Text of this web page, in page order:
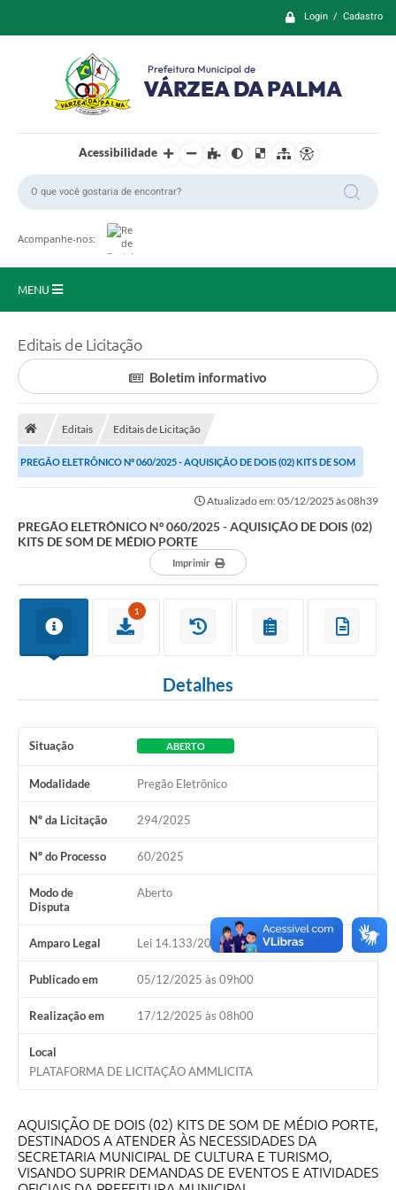
Login / Cadastro
Acessibilidade
Acompanhe-nos:
MENU
Prefeitura
Cidadão
Publicações
Transparência
Contato
Editais
A Prefeitura
A Nossa Cidade
Enfrentando o COVID-19
Contratos
Audiências Públicas
Arquivos para Download
Carta de Serviços
Notícias
Obras
Galeria de Vídeos
Editais de Licitação
Boletim informativo
Editais Editais de Licitação
PREGÃO ELETRÔNICO Nº 060/2025 - AQUISIÇÃO DE DOIS (02) KITS DE SOM
Atualizado em: 05/12/2025 às 08h39
PREGÃO ELETRÔNICO Nº 060/2025 - AQUISIÇÃO DE DOIS (02)
KITS DE SOM DE MÉDIO PORTE
Imprimir
1
Detalhes
Situação ABERTO
Modalidade Pregão Eletrônico
Nº da Licitação 294/2025
Nº do Processo 60/2025
Modo de
Disputa
Aberto
Amparo Legal Lei 14.133/2021, Art 28, I
Publicado em 05/12/2025 às 09h00
Realização em 17/12/2025 às 08h00
Local
PLATAFORMA DE LICITAÇÃO AMMLICITA
AQUISIÇÃO DE DOIS (02) KITS DE SOM DE MÉDIO PORTE,
DESTINADOS A ATENDER ÀS NECESSIDADES DA
SECRETARIA MUNICIPAL DE CULTURA E TURISMO,
VISANDO SUPRIR DEMANDAS DE EVENTOS E ATIVIDADES